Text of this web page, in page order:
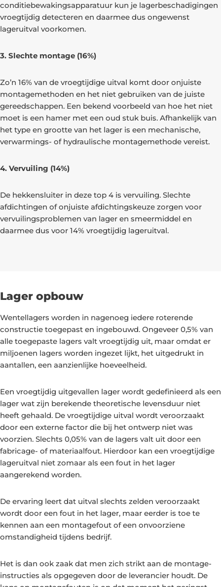
conditiebewakingsapparatuur kun je lagerbeschadigingen
vroegtijdig detecteren en daarmee dus ongewenst
lageruitval voorkomen.
3. Slechte montage (16%)
Zo’n 16% van de vroegtijdige uitval komt door onjuiste
montagemethoden en het niet gebruiken van de juiste
gereedschappen. Een bekend voorbeeld van hoe het niet
moet is een hamer met een oud stuk buis. Afhankelijk van
het type en grootte van het lager is een mechanische,
verwarmings- of hydraulische montagemethode vereist.
4. Vervuiling (14%)
De hekkensluiter in deze top 4 is vervuiling. Slechte
afdichtingen of onjuiste afdichtingskeuze zorgen voor
vervuilingsproblemen van lager en smeermiddel en
daarmee dus voor 14% vroegtijdig lageruitval.
Lager opbouw
Wentellagers worden in nagenoeg iedere roterende
constructie toegepast en ingebouwd. Ongeveer 0,5% van
alle toegepaste lagers valt vroegtijdig uit, maar omdat er
miljoenen lagers worden ingezet lijkt, het uitgedrukt in
aantallen, een aanzienlijke hoeveelheid.
Een vroegtijdig uitgevallen lager wordt gedefinieerd als een
lager wat zijn berekende theoretische levensduur niet
heeft gehaald. De vroegtijdige uitval wordt veroorzaakt
door een externe factor die bij het ontwerp niet was
voorzien. Slechts 0,05% van de lagers valt uit door een
fabricage- of materiaalfout. Hierdoor kan een vroegtijdige
lageruitval niet zomaar als een fout in het lager
aangerekend worden.
De ervaring leert dat uitval slechts zelden veroorzaakt
wordt door een fout in het lager, maar eerder is toe te
kennen aan een montagefout of een onvoorziene
omstandigheid tijdens bedrijf.
Het is dan ook zaak dat men zich strikt aan de montage-
instructies als opgegeven door de leverancier houdt. De